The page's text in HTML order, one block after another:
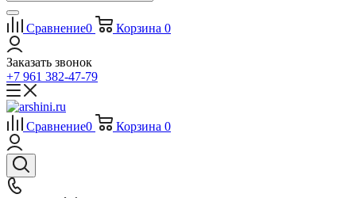
Сравнение0 Корзина 0
Заказать звонок
+7 961 382-47-79
Сравнение0 Корзина 0